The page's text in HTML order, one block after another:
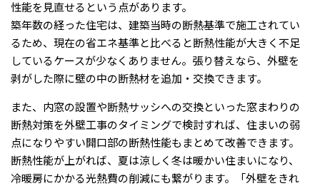
性能を見直せるという点があります。
築年数の経った住宅は、建築当時の断熱基準で施工されてい
るため、現在の省エネ基準と比べると断熱性能が大きく不足
しているケースが少なくありません。張り替えなら、外壁を
剥がした際に壁の中の断熱材を追加・交換できます。
また、内窓の設置や断熱サッシへの交換といった窓まわりの
断熱対策を外壁工事のタイミングで検討すれば、住まいの弱
点になりやすい開口部の断熱性能もまとめて改善できます。
断熱性能が上がれば、夏は涼しく冬は暖かい住まいになり、
冷暖房にかかる光熱費の削減にも繋がります。「外壁をきれ